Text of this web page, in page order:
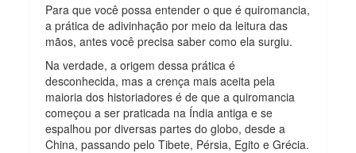
Para que você possa entender o que é quiromancia,
a prática de adivinhação por meio da leitura das
mãos, antes você precisa saber como ela surgiu.
Na verdade, a origem dessa prática é
desconhecida, mas a crença mais aceita pela
maioria dos historiadores é de que a quiromancia
começou a ser praticada na Índia antiga e se
espalhou por diversas partes do globo, desde a
China, passando pelo Tibete, Pérsia, Egito e Grécia.